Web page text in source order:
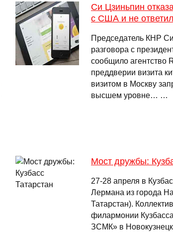
Си Цзиньпин
с США и не
Председатель КНР
разговора с
сообщило агентство
преддверии визита
визитом в Москву
высшем уровне… …
Мост дружбы:
27-28 апреля в
Лермана из города
Татарстан).
филармонии
ЗСМК» в